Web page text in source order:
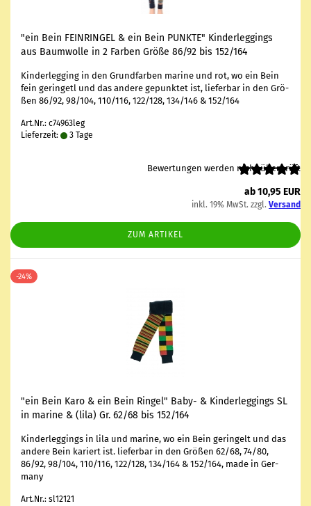
"ein Bein FEIN­RIN­GEL & ein Bein PUNK­TE" Kin­der­leg­gings
aus Baum­wol­le in 2 Far­ben Größe 86/92 bis 152/164
Kin­der­leg­ging in den Grund­far­ben ma­ri­ne und rot, wo ein Bein
fein ge­rin­ge­tl und das an­de­re ge­punk­tet ist, lie­fer­bar in den Grö­
ßen 86/92, 98/104, 110/116, 122/128, 134/146 & 152/164
Art.Nr.: c74963leg
Lieferzeit:
3 Tage
Bewertungen werden nicht überprüft
ab 10,95 EUR
inkl. 19% MwSt. zzgl. Versand
ZUM ARTIKEL
-24%
"ein Bein Karo & ein Bein Rin­gel" Baby- & Kin­der­leg­gings SL
in ma­ri­ne & (lila) Gr. 62/68 bis 152/164
Kin­der­leg­gings in lila und ma­ri­ne, wo ein Bein ge­rin­gelt und das
an­de­re Bein ka­riert ist. lie­fer­bar in den Grö­ßen 62/68, 74/80,
86/92, 98/104, 110/116, 122/128, 134/164 & 152/164, made in Ger­
ma­ny
Art.Nr.: sl12121